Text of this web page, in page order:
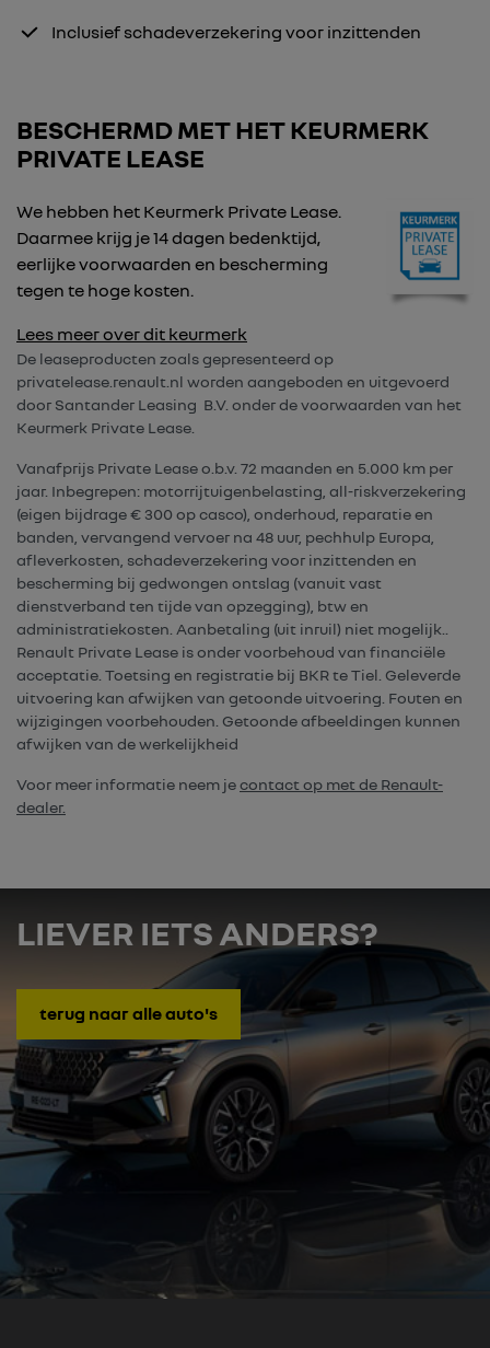
Inclusief schadeverzekering voor inzittenden
BESCHERMD MET HET KEURMERK
PRIVATE LEASE
We hebben het Keurmerk Private Lease.
Daarmee krijg je 14 dagen bedenktijd,
eerlijke voorwaarden en bescherming
tegen te hoge kosten.
Lees meer over dit keurmerk
De leaseproducten zoals gepresenteerd op
privatelease.renault.nl worden aangeboden en uitgevoerd
door Santander Leasing B.V. onder de voorwaarden van het
Keurmerk Private Lease.
Vanafprijs Private Lease o.b.v. 72 maanden en 5.000 km per
jaar. Inbegrepen: motorrijtuigenbelasting, all-riskverzekering
(eigen bijdrage € 300 op casco), onderhoud, reparatie en
banden, vervangend vervoer na 48 uur, pechhulp Europa,
afleverkosten, schadeverzekering voor inzittenden en
bescherming bij gedwongen ontslag (vanuit vast
dienstverband ten tijde van opzegging), btw en
administratiekosten. Aanbetaling (uit inruil) niet mogelijk..
Renault Private Lease is onder voorbehoud van financiële
acceptatie. Toetsing en registratie bij BKR te Tiel. Geleverde
uitvoering kan afwijken van getoonde uitvoering. Fouten en
wijzigingen voorbehouden. Getoonde afbeeldingen kunnen
afwijken van de werkelijkheid
Voor meer informatie neem jecontact op met de Renault-
dealer.
LIEVER IETS ANDERS?
terug naar alle auto's